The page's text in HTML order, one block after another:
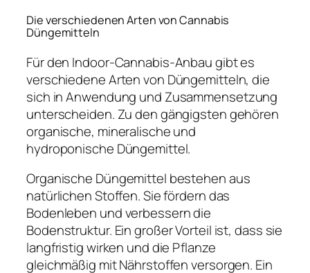
Die verschiedenen Arten von Cannabis
Düngemitteln
Für den Indoor-Cannabis-Anbau gibt es
verschiedene Arten von Düngemitteln, die
sich in Anwendung und Zusammensetzung
unterscheiden. Zu den gängigsten gehören
organische, mineralische und
hydroponische Düngemittel.
Organische Düngemittel bestehen aus
natürlichen Stoffen. Sie fördern das
Bodenleben und verbessern die
Bodenstruktur. Ein großer Vorteil ist, dass sie
langfristig wirken und die Pflanze
gleichmäßig mit Nährstoffen versorgen. Ein